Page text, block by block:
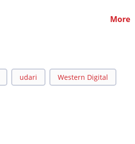
More
udari Western Digital